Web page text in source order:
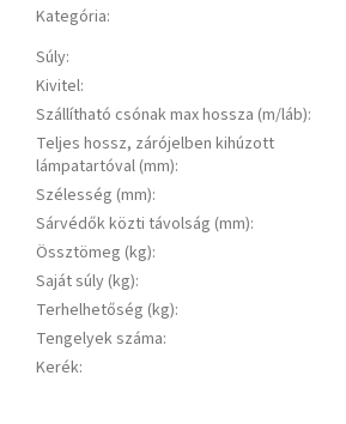
Kategória:
Súly:
Kivitel:
Szállítható csónak max hossza (m/láb):
Teljes hossz, zárójelben kihúzott
lámpatartóval (mm):
Szélesség (mm):
Sárvédők közti távolság (mm):
Össztömeg (kg):
Saját súly (kg):
Terhelhetőség (kg):
Tengelyek száma:
Kerék: